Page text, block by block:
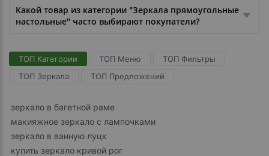
Какой товар из категории "Зеркала прямоугольные
настольные" часто выбирают покупатели?
ТОП Категории ТОП Меню
ТОП Фильтры
ТОП Зеркала
ТОП Предложений
зеркало в багетной раме
макияжное зеркало с лампочками
зеркало в ванную луцк
купить зеркало кривой рог